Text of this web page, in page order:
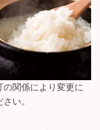
関係により変更に
い。